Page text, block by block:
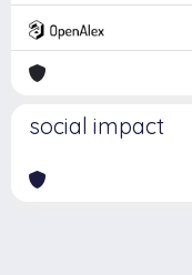
social impact